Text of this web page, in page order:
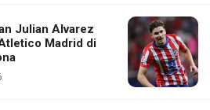
Julian Alvarez
Madrid di